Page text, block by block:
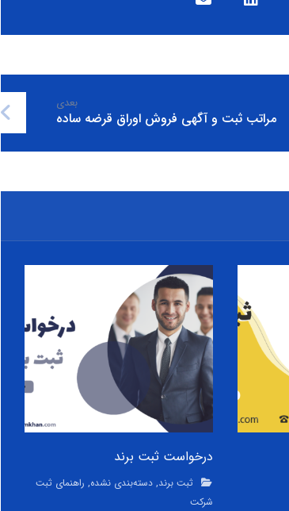
بعدی
مراتب ثبت و آگهی فروش اوراق قرضه ساده
درخواست ثبت برند
ثبت برند,دسته‌بندی نشده, راهنمای ثبت
شرکت